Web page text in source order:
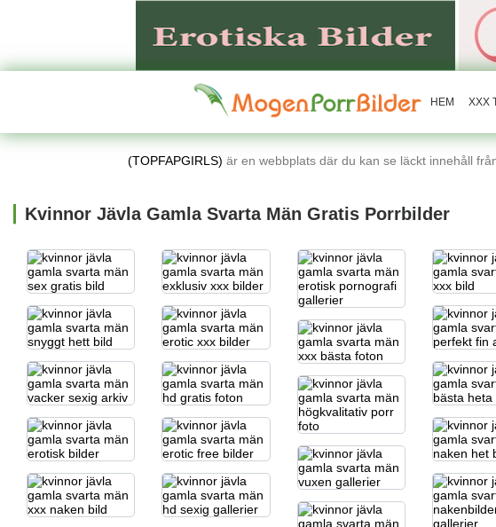
HEM XXX
(TOPFAPGIRLS) är en webbplats där du kan se läckt innehåll
Kvinnor Jävla Gamla Svarta Män Gratis Porrbilder